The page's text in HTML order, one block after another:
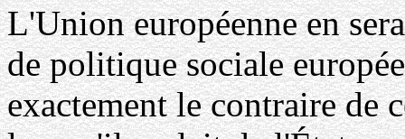
L'Union européenne en
de politique sociale
exactement le contraire de